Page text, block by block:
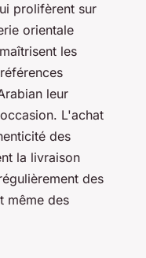
prolifèrent sur
orientale
les
leur
L'achat
des
la livraison
des
même des